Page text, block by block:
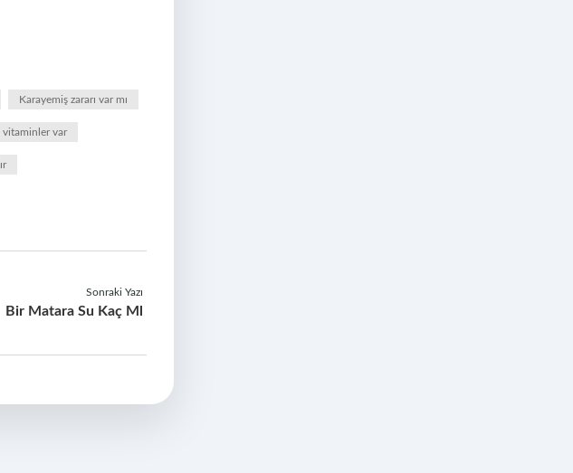
Karayemiş zararı var mı
vitaminler var
Sonraki Yazı
Bir Matara Su Kaç Ml